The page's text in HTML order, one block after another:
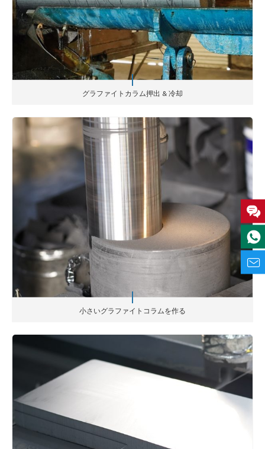
グラファイトカラム押出 & 冷却
小さいグラファイトコラムを作る